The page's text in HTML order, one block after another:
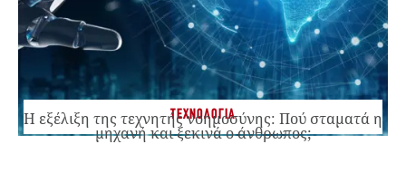
ΤΕΧΝΟΛΟΓΙΑ
Η εξέλιξη της τεχνητής νοημοσύνης: Πού σταματά η
μηχανή και ξεκινά ο άνθρωπος;